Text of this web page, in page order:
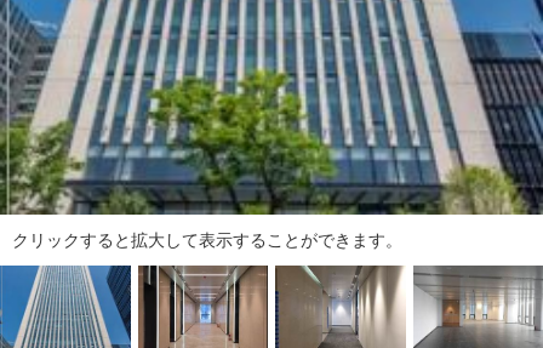
に
移
動
し
ま
す
。
本
に
し
クリックすると拡大して表示することができます。